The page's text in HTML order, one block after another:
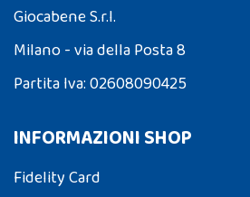
Giocabene S.r.l.
Milano - via della Posta 8
Partita Iva: 02608090425
INFORMAZIONI SHOP
Fidelity Card